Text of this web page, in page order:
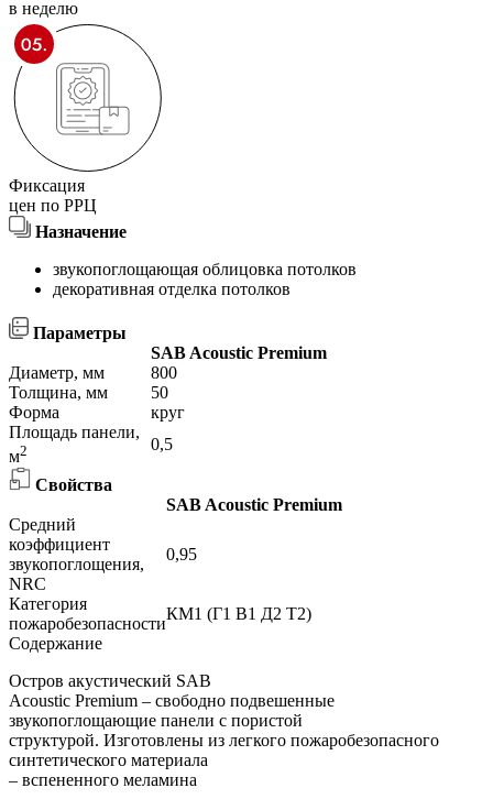
в неделю
Фиксация
цен по РРЦ
Назначение
звукопоглощающая облицовка потолков
декоративная отделка потолков
Параметры
SAB Acoustic Premium
Диаметр, мм
800
Толщина, мм
50
Форма
круг
Площадь панели,
м2 0,5
Свойства
SAB Acoustic Premium
Средний
коэффициент
звукопоглощения,
NRC
0,95
Категория
пожаробезопасности
КМ1 (Г1 В1 Д2 Т2)
Содержание
Остров акустический SAB
Acoustic Premium – свободно подвешенные
звукопоглощающие панели с пористой
структурой. Изготовлены из легкого пожаробезопасного
синтетического материала
– вспененного меламина